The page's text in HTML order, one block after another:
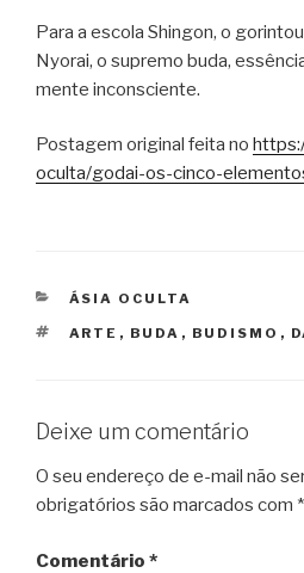
Para a escola Shingon, o
Nyorai, o supremo buda,
mente inconsciente.
Postagem original feita no
oculta/godai-os-cinco-
CATEGORIAS
ÁSIA OCULTA
TAGS
ARTE , BUDA , BUDISMO ,
Deixe um comentário
O seu endereço de e-mail não
obrigatórios são marcados com *
Comentário *